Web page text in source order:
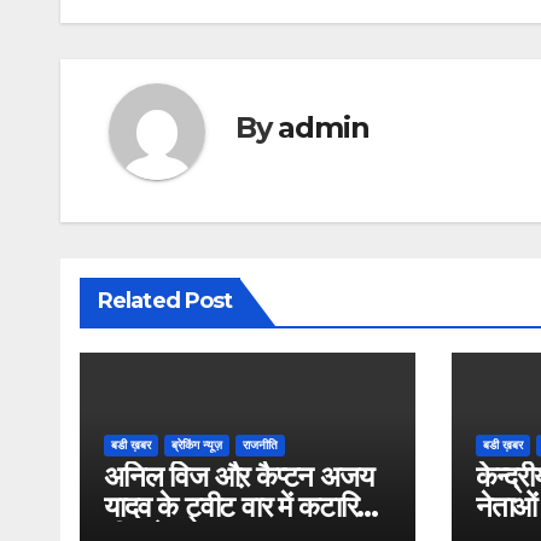
Byadmin
Related Post
बडी ख़बर ब्रेकिंग न्यूज़ राजनीति
अनिल विज औऱ कैप्टन अजय
यादव के ट्वीट वार में कटारिया
बडी ख़बर
नेताओं